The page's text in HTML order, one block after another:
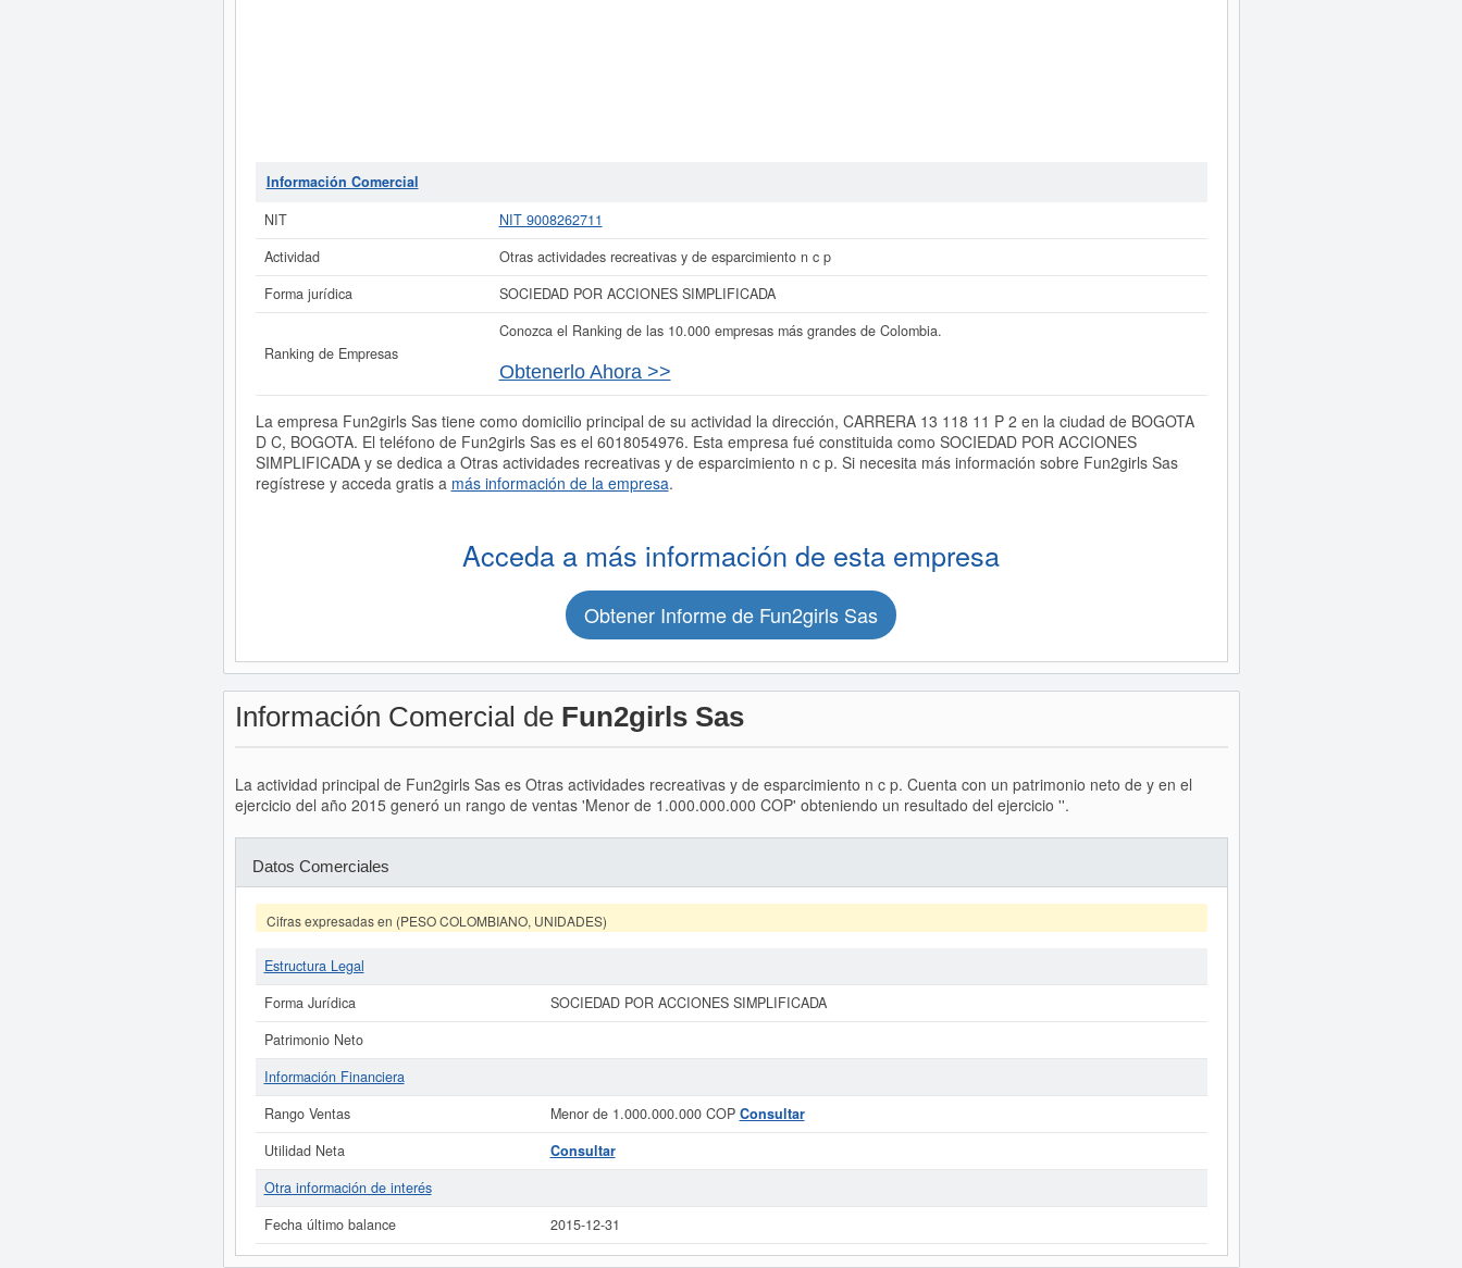
Información Comercial
NIT
NIT 9008262711
Actividad
Otras actividades recreativas y de esparcimiento n c p
Forma jurídica
SOCIEDAD POR ACCIONES SIMPLIFICADA
Ranking de Empresas
Conozca el Ranking de las 10.000 empresas más grandes de Colombia.
Obtenerlo Ahora >>
La empresa Fun2girls Sas tiene como domicilio principal de su actividad la dirección, CARRERA 13 118 11 P 2 en la ciudad de BOGOTA
D C, BOGOTA. El teléfono de Fun2girls Sas es el 6018054976. Esta empresa fué constituida como SOCIEDAD POR ACCIONES
SIMPLIFICADA y se dedica a Otras actividades recreativas y de esparcimiento n c p. Si necesita más información sobre Fun2girls Sas
regístrese y acceda gratis a más información de la empresa.
Acceda a más información de esta empresa
Obtener Informe de Fun2girls Sas
Información Comercial de Fun2girls Sas
La actividad principal de Fun2girls Sas es Otras actividades recreativas y de esparcimiento n c p. Cuenta con un patrimonio neto de y en el
ejercicio del año 2015 generó un rango de ventas 'Menor de 1.000.000.000 COP' obteniendo un resultado del ejercicio ''.
Datos Comerciales
Cifras expresadas en (PESO COLOMBIANO, UNIDADES)
Estructura Legal
Forma Jurídica
SOCIEDAD POR ACCIONES SIMPLIFICADA
Patrimonio Neto
Información Financiera
Rango Ventas
Menor de 1.000.000.000 COP Consultar
Utilidad Neta
Consultar
Otra información de interés
Fecha último balance
2015-12-31